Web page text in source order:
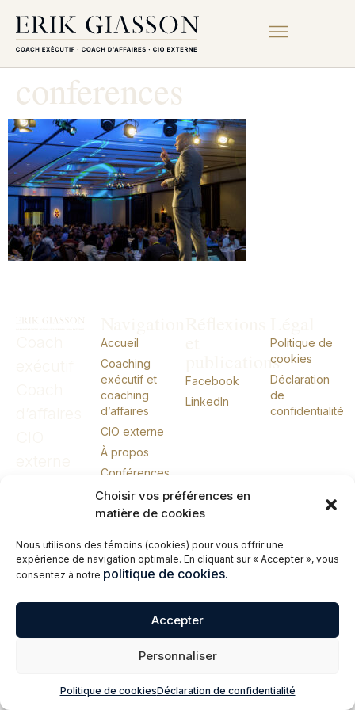
Choisir vos préférences en
matière de cookies
Nous utilisons des témoins (cookies) pour vous offrir une
expérience de navigation optimale. En cliquant sur « Accepter », vous
consentez à notre politique de cookies.
Accepter
Personnaliser
Politique de cookiesDéclaration de confidentialité
conferences
Accueil
Coaching
exécutif et
coaching
d’affaires
CIO externe
À propos
Conférences
Livres
Me joindre
publications
Facebook
LinkedIn
Politique de
cookies
Déclaration
de
confidentialité
Tous droits réservés.